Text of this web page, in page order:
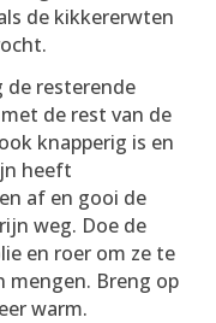
de kikkererwten
de resterende
de rest van de
knapperig is en
heeft
af en gooi de
weg. Doe de
en roer om ze te
mengen. Breng op
warm.